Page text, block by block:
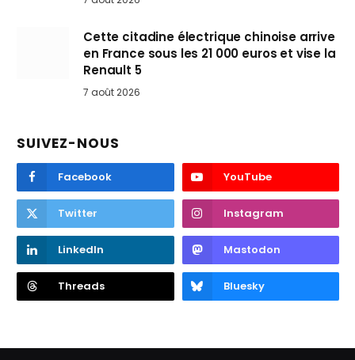
Cette citadine électrique chinoise arrive
en France sous les 21 000 euros et vise la
Renault 5
7 août 2026
SUIVEZ-NOUS
Facebook YouTube
Twitter Instagram
LinkedIn Mastodon
Threads Bluesky